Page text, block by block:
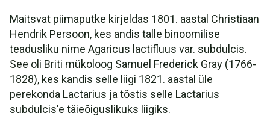
Maitsvat piimaputke kirjeldas 1801. aastal Christiaan
Hendrik Persoon, kes andis talle binoomilise
teadusliku nime Agaricus lactifluus var. subdulcis.
See oli Briti mükoloog Samuel Frederick Gray (1766-
1828), kes kandis selle liigi 1821. aastal üle
perekonda Lactarius ja tõstis selle Lactarius
subdulcis'e täieõiguslikuks liigiks.